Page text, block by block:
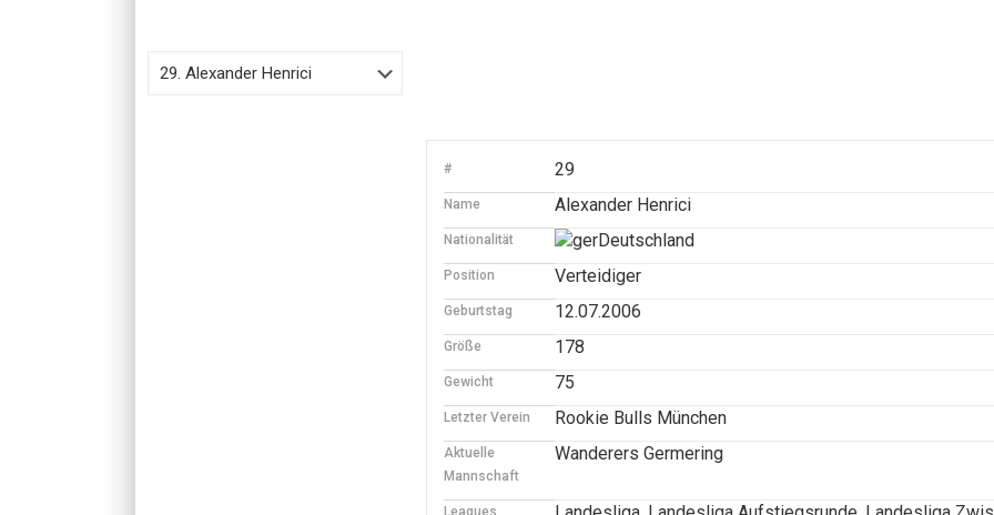
# 29
Name Alexander Henrici
Nationalität Deutschland
Position Verteidiger
Geburtstag 12.07.2006
Größe 178
Gewicht 75
Letzter Verein Rookie Bulls München
Aktuelle
Mannschaft
Wanderers Germering
Leagues